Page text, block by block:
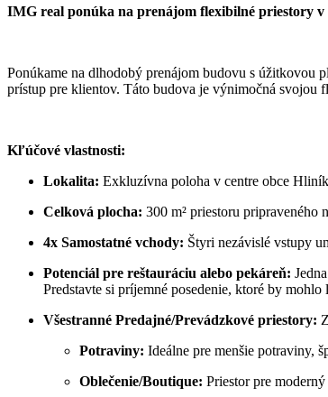
IMG real ponúka na prenájom flexibilné priestory
Ponúkame na dlhodobý prenájom budovu s úžitkovou
prístup pre klientov. Táto budova je výnimočná svojou
Kľúčové vlastnosti:
Lokalita: Exkluzívna poloha v centre obce
Celková plocha: 300 m² priestoru pripraveného
4x Samostatné vchody: Štyri nezávislé vstupy
Potenciál pre reštauráciu alebo pekáreň:
Predstavte si príjemné posedenie, ktoré by
Všestranné Predajné/Prevádzkové priestory:
Potraviny: Ideálne pre menšie potraviny,
Oblečenie/Boutique: Priestor pre